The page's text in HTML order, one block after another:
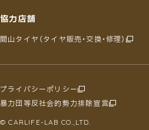
協力店舗
間山タイヤ（タイヤ販売・交換・修理）
プライバシーポリシー
暴力団等反社会的勢力排除宣言
© CARLIFE-LAB CO.,LTD.